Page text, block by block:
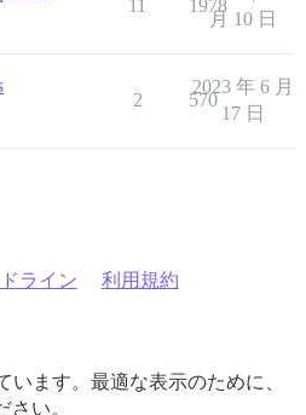
11 1978
月 10 日
2 570
2023 年 6 月
17 日
ライン 利用規約
ます。最適な表示のために、
さい。